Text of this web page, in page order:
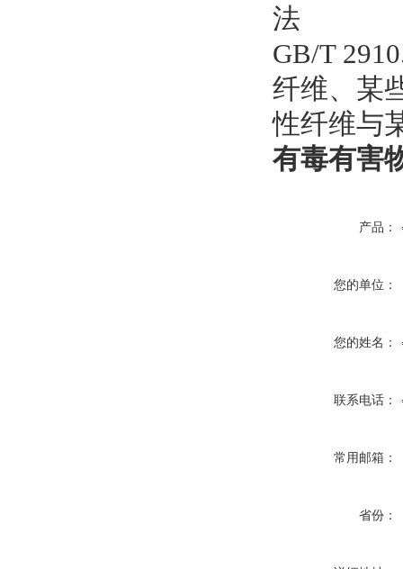
法
GB/T
纤维、某
性纤维与
有毒有害
产品：
您的单位：
您的姓名：
联系电话：
常用邮箱：
省份：